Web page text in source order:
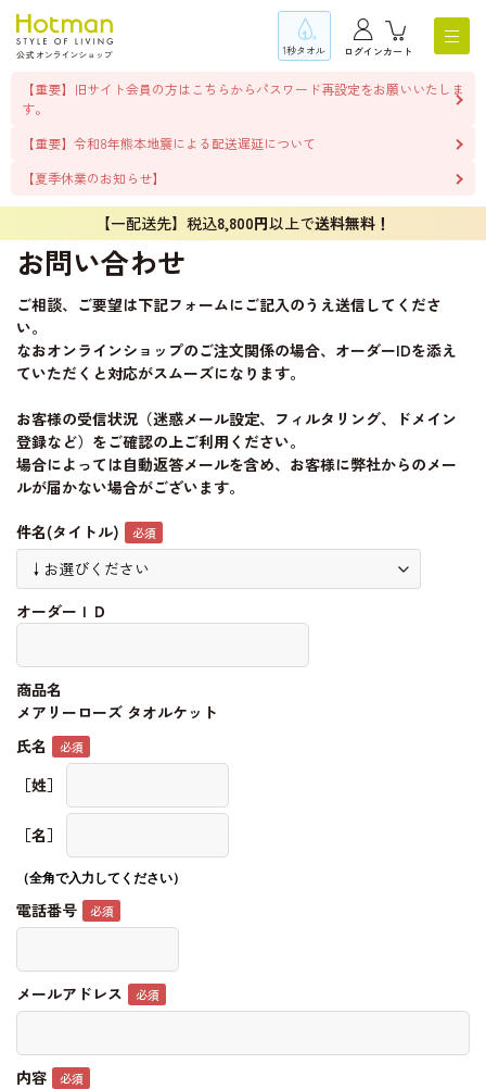
1秒タオル ログインカート
【重要】旧サイト会員の方はこちらからパスワード再設定をお願いいたしま
す。
【重要】令和8年熊本地震による配送遅延について
【夏季休業のお知らせ】
【一配送先】税込8,800円以上で送料無料！
お問い合わせ
ご相談、ご要望は下記フォームにご記入のうえ送信してくださ
い。
なおオンラインショップのご注文関係の場合、オーダーIDを添え
ていただくと対応がスムーズになります。
お客様の受信状況（迷惑メール設定、フィルタリング、ドメイン
登録など）をご確認の上ご利用ください。
場合によっては自動返答メールを含め、お客様に弊社からのメー
ルが届かない場合がございます。
件名(タイトル)
オーダーＩＤ
商品名
メアリーローズ タオルケット
氏名
［姓］
［名］
（全角で入力してください）
電話番号
メールアドレス
内容